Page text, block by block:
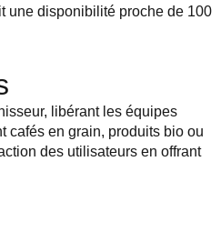
une disponibilité proche de 100
libérant les équipes
cafés en grain, produits bio ou
des utilisateurs en offrant